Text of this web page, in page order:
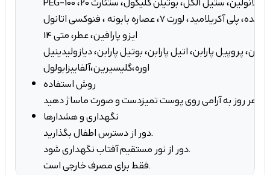
کراتین هیدرولیز شده، پلی آکریلامید، لورت 7، عصاره بابونه ، فنوکسی اتانول، C13-
14 ایزو پارافین، عطر، متی
پروپیل پارابن، اتیل پارابن، بوتیل پارابن، دیازولیدینیل
اوره،گلیسیرین،آلفایبزابولول
روش استفاده
هر روز به آرامی روی پوست تمیزدست و صورت ماساژ دهید
نگهداری و هشدارها
دور از دسترس اطفال بگذارید.
دور از نور مستقیم آفتاب نگهداری شود.
فقط برای مصرف خارجی است.